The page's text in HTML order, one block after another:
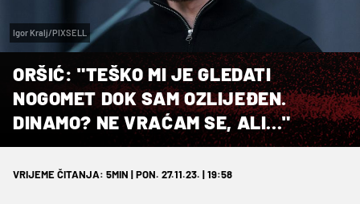
Igor Kralj/PIXSELL
ORŠIĆ: "TEŠKO MI JE GLEDATI
NOGOMET DOK SAM OZLIJEĐEN.
DINAMO? NE VRAĆAM SE, ALI..."
VRIJEME ČITANJA: 5MIN | PON. 27.11.23. | 19:58